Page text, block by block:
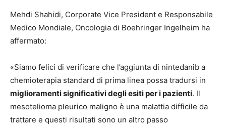
Mehdi Shahidi, Corporate Vice President e Responsabile
Medico Mondiale, Oncologia di Boehringer Ingelheim ha
affermato:
«Siamo felici di verificare che l’aggiunta di nintedanib a
chemioterapia standard di prima linea possa tradursi in
miglioramenti significativi degli esiti per i pazienti. Il
mesotelioma pleurico maligno è una malattia difficile da
trattare e questi risultati sono un altro passo